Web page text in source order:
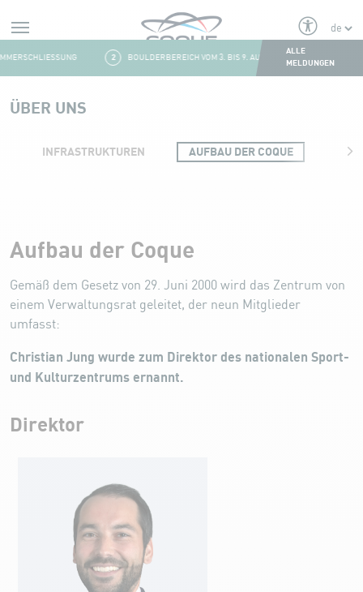
BOULDERBEREICH VOM 3. BIS 9. AUGUST GESCHLOSSEN
ALLE
MELDUNGEN
ÜBER UNS
INFRASTRUKTUREN AUFBAU DER COQUE
Aufbau der Coque
Gemäß dem Gesetz von 29. Juni 2000 wird das Zentrum von
einem Verwaltungsrat geleitet, der neun Mitglieder
umfasst:
Christian Jung wurde zum Direktor des nationalen Sport-
und Kulturzentrums ernannt.
Direktor